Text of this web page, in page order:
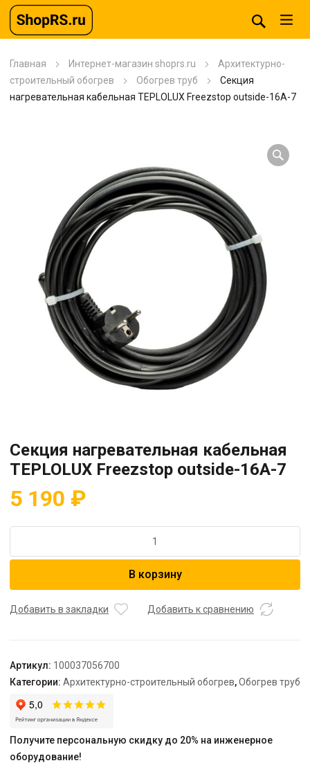
Главная Интернет-магазин shoprs.ru
Архитектурно-
строительный обогрев
Обогрев труб
Секция
нагревательная кабельная TEPLOLUX Freezstop outside-16A-7
Секция нагревательная кабельная
TEPLOLUX Freezstop outside-16A-7
5 190 ₽
Секция
TEPLOLUX
7
В корзину
Добавить в закладки Добавить к сравнению
Артикул: 100037056700
Категории: Архитектурно-строительный обогрев,Обогрев труб
Получите персональную скидку до 20% на инженерное
оборудование!